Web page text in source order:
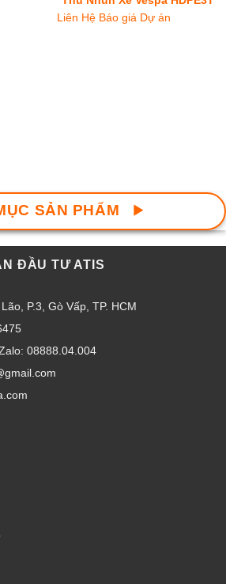
Liên Hệ Báo giá Dự án
SẢN PHẨM
ĐẦU TƯ ATIS
P.3, Gò Vấp, TP. HCM
08888.04.004